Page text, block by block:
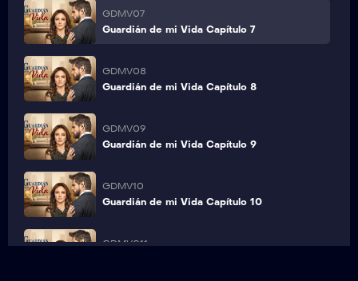
GDMV07
Guardián de mi Vida Capítulo 7
GDMV08
Guardián de mi Vida Capítulo 8
GDMV09
Guardián de mi Vida Capítulo 9
GDMV10
Guardián de mi Vida Capítulo 10
GDMV011